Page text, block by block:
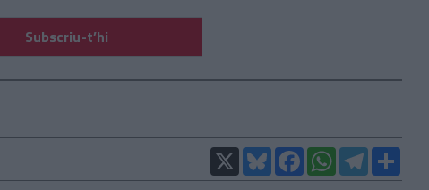
Subscriu-t’hi
X BlueskyFacebookWhatsAppTelegram